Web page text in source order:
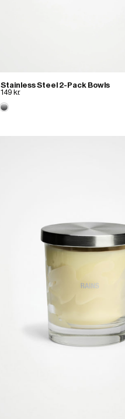
Stainless Steel 2-Pack Bowls
149 kr.